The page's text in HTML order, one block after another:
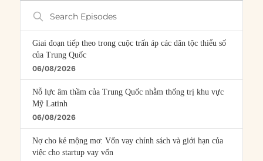
Search
Episodes
Giai đoạn tiếp theo trong cuộc trấn áp các dân tộc thiểu số
của Trung Quốc
06/08/2026
Nỗ lực âm thầm của Trung Quốc nhằm thống trị khu vực
Mỹ Latinh
06/08/2026
Nợ cho kẻ mộng mơ: Vốn vay chính sách và giới hạn của
việc cho startup vay vốn